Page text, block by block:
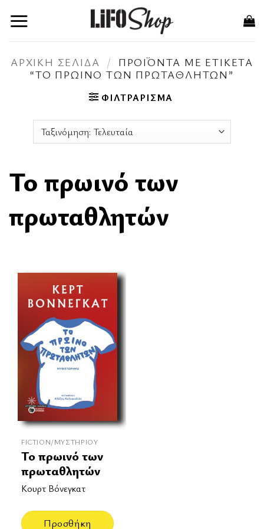
στο
ΑΡΧΙΚΉ ΣΕΛΊΔΑ /
ΠΡΟΪΌΝΤΑ ΜΕ ΕΤΙΚΈΤΑ
“ΤΟ ΠΡΩΙΝΌ ΤΩΝ ΠΡΩΤΑΘΛΗΤΏΝ”
ΦΙΛΤΡΆΡΙΣΜΑ
Το πρωινό των
πρωταθλητών
FICTION/ΜΥΣΤΗΡΊΟΥ
Το πρωινό των
πρωταθλητών
Κουρτ Βόνεγκατ
Προσθήκη